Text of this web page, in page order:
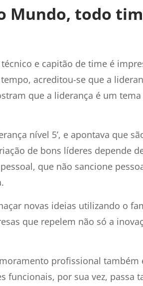
Mundo, todo
e capitão de time é
acreditou-se que a
que a liderança é um
nível 5’, e apontava que
de bons líderes depende
que não sancione
novas ideias utilizando o
que repelem não só a
profissional também
funcionais, por sua vez, passa